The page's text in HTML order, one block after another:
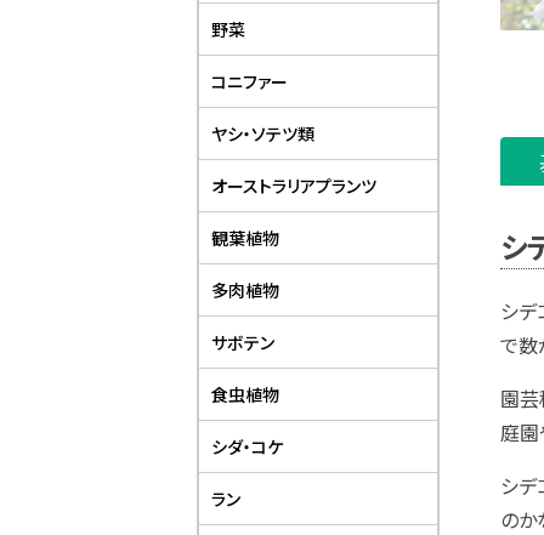
シ
シ
で数
園芸
庭園
シデ
のか
野菜
コニファー
ヤシ・ソテツ類
オーストラリアプランツ
観葉植物
多肉植物
サボテン
食虫植物
シダ・コケ
ラン